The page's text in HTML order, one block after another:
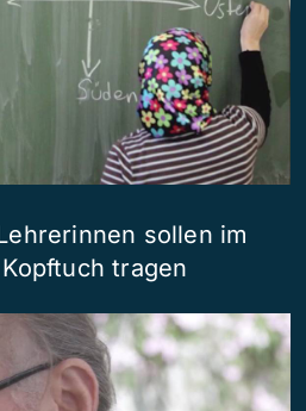
sollen im
tragen